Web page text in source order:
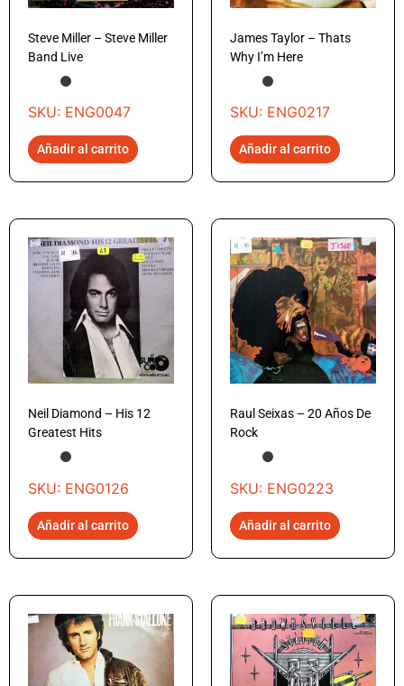
Steve Miller – Steve Miller
Band Live
SKU: ENG0047
Añadir al carrito
James Taylor – Thats
Why I’m Here
SKU: ENG0217
Añadir al carrito
Neil Diamond – His 12
Greatest Hits
SKU: ENG0126
Añadir al carrito
Raul Seixas – 20 Años De
Rock
SKU: ENG0223
Añadir al carrito